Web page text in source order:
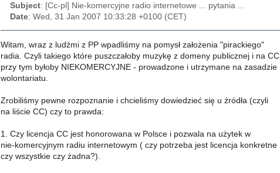
Subject: [Cc-pl] Nie-komercyjne radio internetowe ... pytania ...
Date: Wed, 31 Jan 2007 10:33:28 +0100 (CET)
Witam, wraz z ludźmi z PP wpadliśmy na pomysł założenia "pirackiego"
radia. Czyli takiego które puszczałoby muzykę z domeny publicznej i na CC
przy tym byłoby NIEKOMERCYJNE - prowadzone i utrzymane na zasadzie
wolontariatu.
Zrobiliśmy pewne rozpoznanie i chcieliśmy dowiedzieć się u źródła (czyli
na liście CC) czy to prawda:
1. Czy licencja CC jest honorowana w Polsce i pozwala na użytek w
nie-komercyjnym radiu internetowym ( czy potrzeba jest licencja konkretne
czy wszystkie czy żadna?).